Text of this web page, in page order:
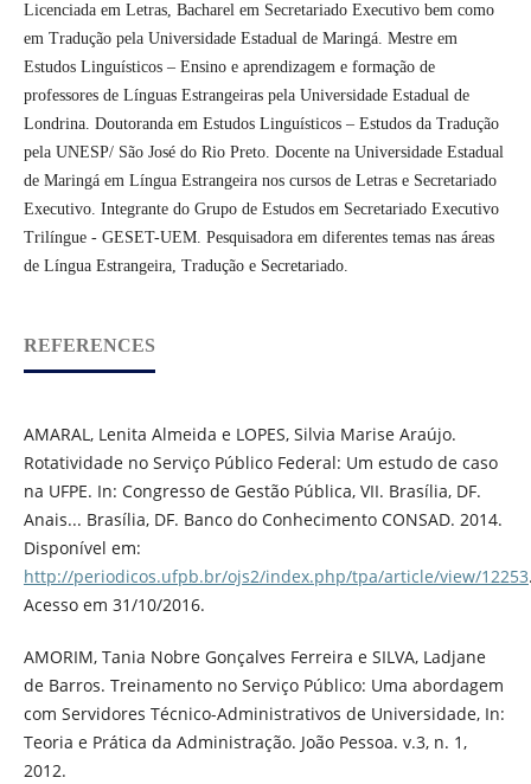
Licenciada em Letras, Bacharel em Secretariado Executivo bem como
em Tradução pela Universidade Estadual de Maringá. Mestre em
Estudos Linguísticos – Ensino e aprendizagem e formação de
professores de Línguas Estrangeiras pela Universidade Estadual de
Londrina. Doutoranda em Estudos Linguísticos – Estudos da Tradução
pela UNESP/ São José do Rio Preto. Docente na Universidade Estadual
de Maringá em Língua Estrangeira nos cursos de Letras e Secretariado
Executivo. Integrante do Grupo de Estudos em Secretariado Executivo
Trilíngue - GESET-UEM. Pesquisadora em diferentes temas nas áreas
de Língua Estrangeira, Tradução e Secretariado.
REFERENCES
AMARAL, Lenita Almeida e LOPES, Silvia Marise Araújo.
Rotatividade no Serviço Público Federal: Um estudo de caso
na UFPE. In: Congresso de Gestão Pública, VII. Brasília, DF.
Anais... Brasília, DF. Banco do Conhecimento CONSAD. 2014.
Disponível em:
http://periodicos.ufpb.br/ojs2/index.php/tpa/article/view/12253
Acesso em 31/10/2016.
AMORIM, Tania Nobre Gonçalves Ferreira e SILVA, Ladjane
de Barros. Treinamento no Serviço Público: Uma abordagem
com Servidores Técnico-Administrativos de Universidade, In:
Teoria e Prática da Administração. João Pessoa. v.3, n. 1,
2012.